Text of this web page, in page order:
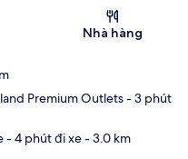
đồ
Nhà hàng
Premium Outlets- 3 phút
- 4 phút đi xe- 3.0 km